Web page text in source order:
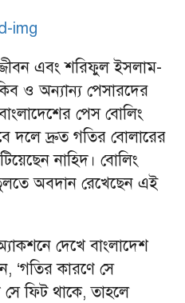
এবং শরিফুল ইসলাম-
ও অন্যান্য পেসারদের
পেস বোলিং
দলে দ্রুত গতির বোলারের
নাহিদ। বোলিং
অবদান রেখেছেন এই
দেখে বাংলাদেশ
‘গতির কারণে সে
ফিট থাকে, তাহলে